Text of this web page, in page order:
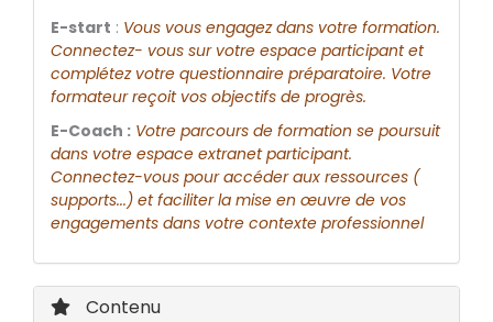
E-­start : Vous vous engagez dans votre formation.
Connectez­- vous sur votre espace participant et
complétez votre questionnaire préparatoire. Votre
formateur reçoit vos objectifs de progrès.
E-Coach : Votre parcours de formation se poursuit
dans votre espace extranet participant.
Connectez-­vous pour accéder aux ressources (
supports...) et faciliter la mise en œuvre de vos
engagements dans votre contexte professionnel
Contenu